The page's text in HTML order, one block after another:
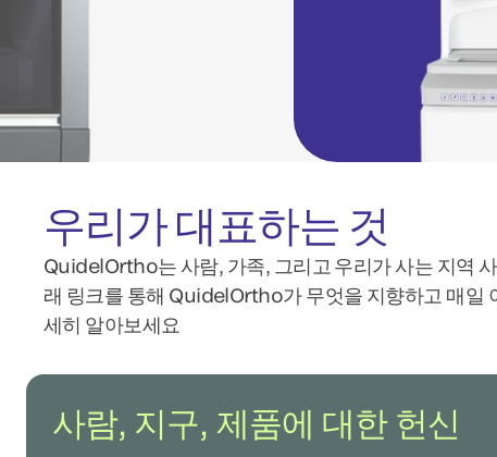
우리가 대표하는 것
QuidelOrtho는 사람, 가족, 그리고 우리가 사는 지역
래 링크를 통해 QuidelOrtho가 무엇을 지향하고 매일
세히 알아보세요
사람, 지구, 제품에 대한 헌신